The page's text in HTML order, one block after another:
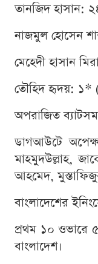
তানজিদ হাসান:
নাজমুল হোসেন
মেহেদী হাসান
তৌহিদ হৃদয়: ১*
অপরাজিত
ডাগআউটে
মাহমুদউল্লাহ,
আহমেদ,
বাংলাদেশের
প্রথম ১০ ওভারে
বাংলাদেশ।